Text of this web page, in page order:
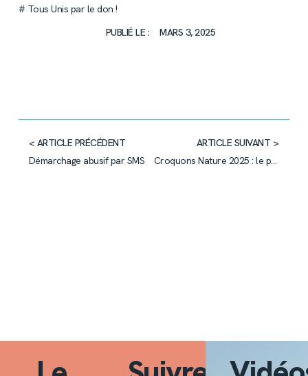
# Tous Unis par le don !
PUBLIÉ LE :
MARS 3, 2025
< ARTICLE PRÉCÉDENT
Démarchage abusif par SMS
ARTICLE SUIVANT >
Croquons Nature 2025 : le programme